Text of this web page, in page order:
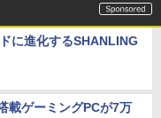
に進化するSHANLING
載ゲーミングPCが7万